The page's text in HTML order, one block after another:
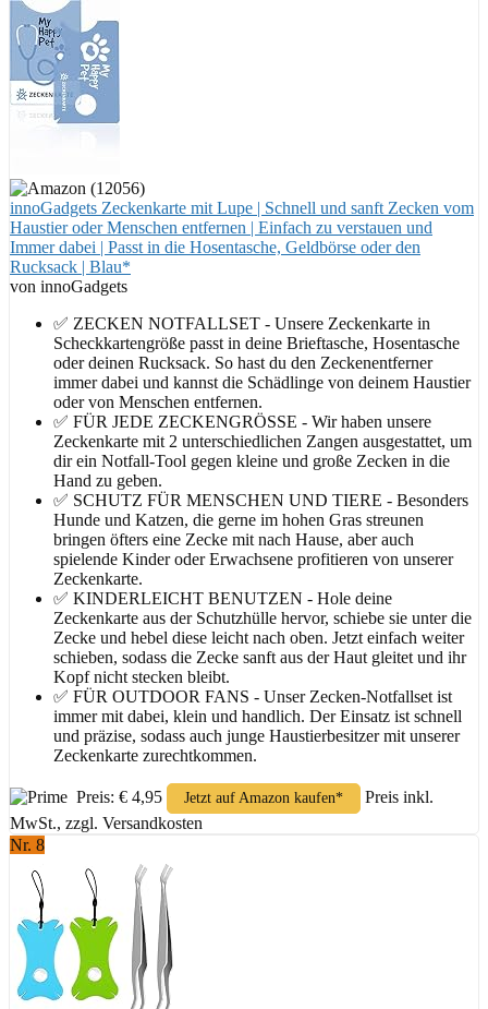
innoGadgets Zeckenkarte mit Lupe | Schnell und sanft Zecken vom
Haustier oder Menschen entfernen | Einfach zu verstauen und
Immer dabei | Passt in die Hosentasche, Geldbörse oder den
Rucksack | Blau*
von innoGadgets
✅ ZECKEN NOTFALLSET - Unsere Zeckenkarte in
Scheckkartengröße passt in deine Brieftasche, Hosentasche
oder deinen Rucksack. So hast du den Zeckenentferner
immer dabei und kannst die Schädlinge von deinem Haustier
oder von Menschen entfernen.
✅ FÜR JEDE ZECKENGRÖSSE - Wir haben unsere
Zeckenkarte mit 2 unterschiedlichen Zangen ausgestattet, um
dir ein Notfall-Tool gegen kleine und große Zecken in die
Hand zu geben.
✅ SCHUTZ FÜR MENSCHEN UND TIERE - Besonders
Hunde und Katzen, die gerne im hohen Gras streunen
bringen öfters eine Zecke mit nach Hause, aber auch
spielende Kinder oder Erwachsene profitieren von unserer
Zeckenkarte.
✅ KINDERLEICHT BENUTZEN - Hole deine
Zeckenkarte aus der Schutzhülle hervor, schiebe sie unter die
Zecke und hebel diese leicht nach oben. Jetzt einfach weiter
schieben, sodass die Zecke sanft aus der Haut gleitet und ihr
Kopf nicht stecken bleibt.
✅ FÜR OUTDOOR FANS - Unser Zecken-Notfallset ist
immer mit dabei, klein und handlich. Der Einsatz ist schnell
und präzise, sodass auch junge Haustierbesitzer mit unserer
Zeckenkarte zurechtkommen.
Preis: € 4,95 Jetzt auf Amazon kaufen*
Preis inkl.
MwSt., zzgl. Versandkosten
Nr. 8